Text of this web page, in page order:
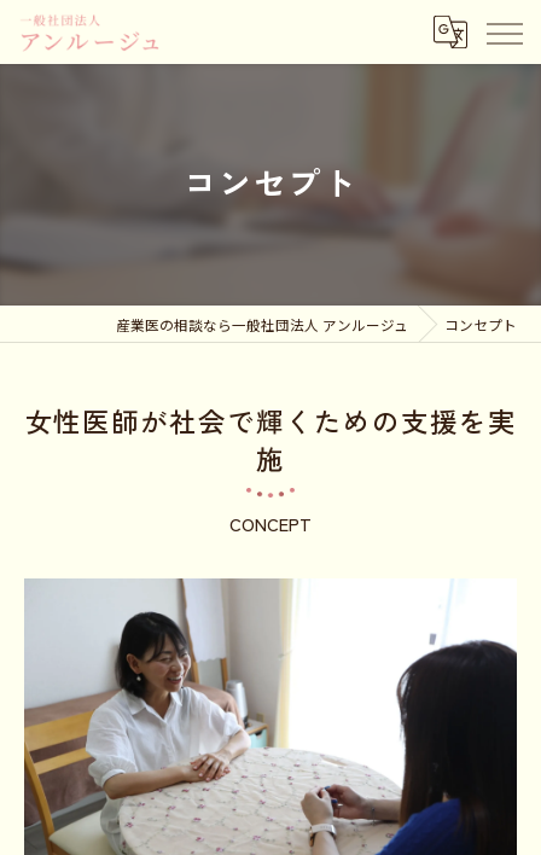
コンセプト
産業医の相談なら一般社団法人 アンルージュ コンセプト
女性医師が社会で輝くための支援を実
施
CONCEPT